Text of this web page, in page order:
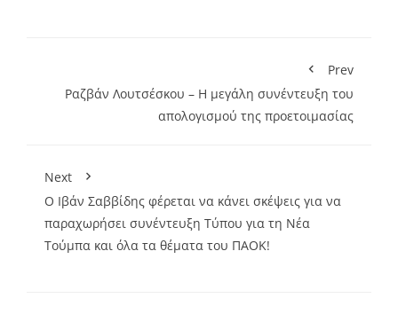
Prev
Ραζβάν Λουτσέσκου – Η μεγάλη συνέντευξη του
απολογισμού της προετοιμασίας
Next
Ο Ιβάν Σαββίδης φέρεται να κάνει σκέψεις για να
παραχωρήσει συνέντευξη Τύπου για τη Νέα
Τούμπα και όλα τα θέματα του ΠΑΟΚ!